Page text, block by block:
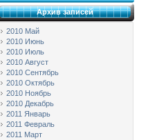
Архив записей
2010 Май
2010 Июнь
2010 Июль
2010 Август
2010 Сентябрь
2010 Октябрь
2010 Ноябрь
2010 Декабрь
2011 Январь
2011 Февраль
2011 Март